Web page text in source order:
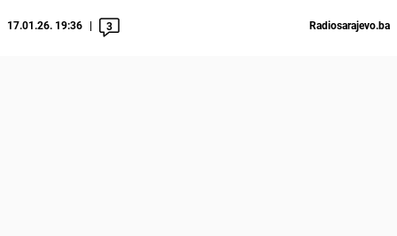
17.01.26. 19:36 3 Radiosarajevo.ba